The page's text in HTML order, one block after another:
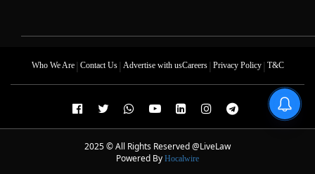
Who We Are| Contact Us| Advertise with usCareers| Privacy Policy| T&C
2025 © All Rights Reserved @LiveLaw
Powered By Hocalwire